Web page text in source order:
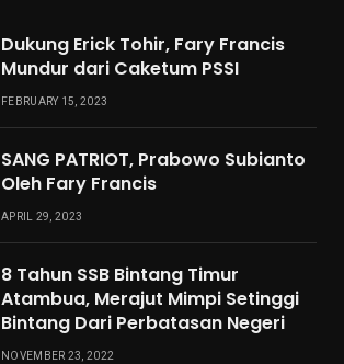
Dukung Erick Tohir, Fary Francis
Mundur dari Caketum PSSI
FEBRUARY 15, 2023
SANG PATRIOT, Prabowo Subianto
Oleh Fary Francis
APRIL 29, 2023
8 Tahun SSB Bintang Timur
Atambua, Merajut Mimpi Setinggi
Bintang Dari Perbatasan Negeri
NOVEMBER 23, 2022